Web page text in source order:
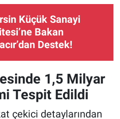
Küçük Sanayi
Bakan
Destek!
1,5 Milyar
Tespit Edildi
çekici detaylarından